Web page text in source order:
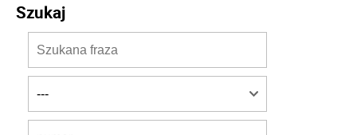
Szukaj